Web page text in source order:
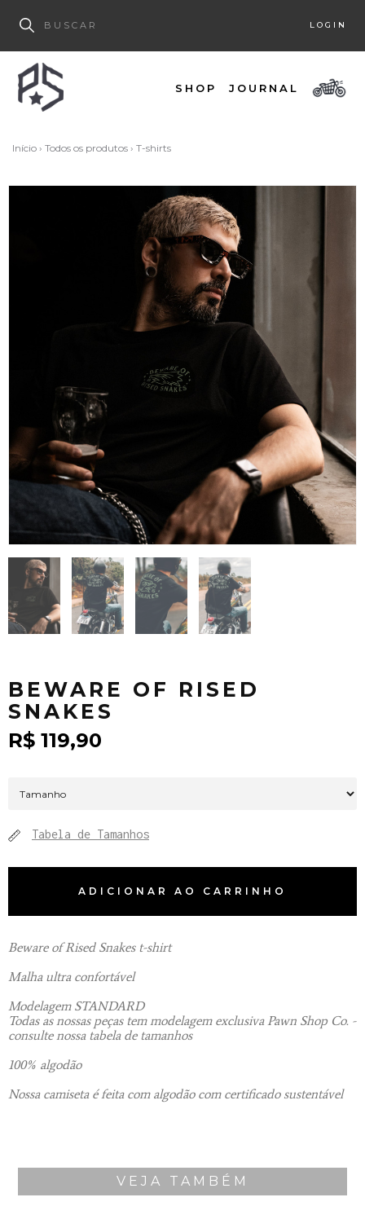
LOGIN
SHOP JOURNAL
Início › Todos os produtos › T-shirts
BEWARE OF RISED
SNAKES
R$ 119,90
Tabela de Tamanhos
ADICIONAR AO CARRINHO
Beware of Rised Snakes t-shirt
Malha ultra confortável
Modelagem STANDARD
Todas as nossas peças tem modelagem exclusiva Pawn Shop Co. -
consulte nossa tabela de tamanhos
100% algodão
Nossa camiseta é feita com algodão com certificado sustentável
VEJA TAMBÉM